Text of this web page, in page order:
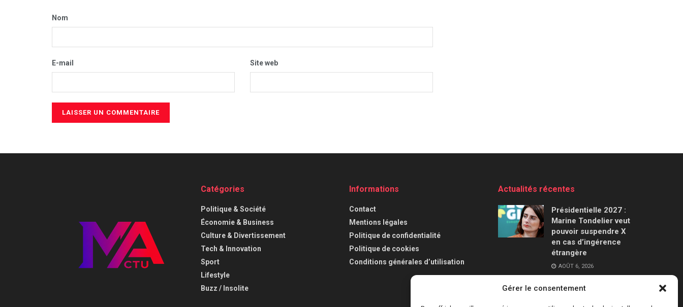
Gérer le consentement
Nom
E-mail Site web
Catégories
⁠Politique & Société
Économie & Business
⁠Culture & Divertissement
⁠Tech & Innovation
Sport
Lifestyle
Buzz / Insolite
Informations
Contact
Mentions légales
Politique de confidentialité
Politique de cookies
Conditions générales d’utilisation
Actualités récentes
Présidentielle 2027 :
Marine Tondelier veut
pouvoir suspendre X
en cas d’ingérence
étrangère
AOÛT 6, 2026
Canicules : jusqu’à